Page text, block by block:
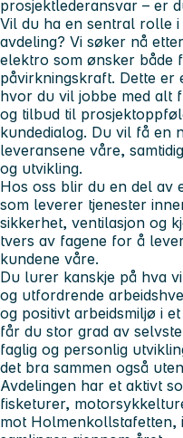
prosjektlederansvar – er
Vil du ha en sentral rolle
avdeling? Vi søker nå
elektro som ønsker både
påvirkningskraft. Dette
hvor du vil jobbe med alt
og tilbud til
kundedialog. Du vil få en
leveransene våre,
og utvikling.
Hos oss blir du en del av
som leverer tjenester
sikkerhet, ventilasjon og
tvers av fagene for å
kundene våre.
Du lurer kanskje på hva
og utfordrende
og positivt arbeidsmiljø i
får du stor grad av
faglig og personlig
det bra sammen også
Avdelingen har et aktivt
fisketurer,
mot Holmenkollstafetten,